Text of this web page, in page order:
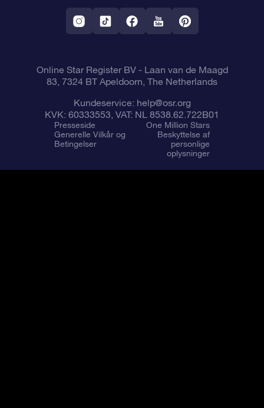
Flyv mig ud til stjernerne VR-App
Konstellationer
Online Star Register BV- Laan van de Maagd
83, 7324 BT Apeldoorn, The Netherlands
Kundeservice: help@osr.org
KVK: 60333553, VAT: NL 8538.62.722B01
Presseside
One Million Stars
Generelle Vilkår og
Betingelser
Beskyttelse af
personlige
oplysninger